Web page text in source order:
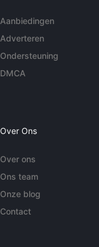
Aanbiedingen
Adverteren
Ondersteuning
DMCA
Over Ons
Over ons
Ons team
Onze blog
Contact